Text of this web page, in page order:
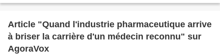
Article "Quand l'industrie pharmaceutique arrive
à briser la carrière d'un médecin reconnu" sur
AgoraVox